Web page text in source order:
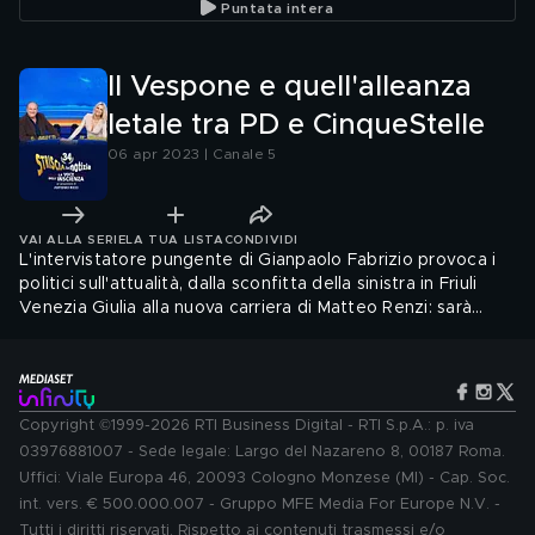
Puntata intera
Il Vespone e quell'alleanza
letale tra PD e CinqueStelle
06 apr 2023 | Canale 5
VAI ALLA SERIE LA TUA LISTA CONDIVIDI
L'intervistatore pungente di Gianpaolo Fabrizio provoca i
politici sull'attualità, dalla sconfitta della sinistra in Friuli
Venezia Giulia alla nuova carriera di Matteo Renzi: sarà
Copyright ©1999-2026 RTI Business Digital - RTI S.p.A.: p. iva
03976881007 - Sede legale: Largo del Nazareno 8, 00187 Roma.
Uffici: Viale Europa 46, 20093 Cologno Monzese (MI) - Cap. Soc.
int. vers. € 500.000.007 - Gruppo MFE Media For Europe N.V. -
Tutti i diritti riservati. Rispetto ai contenuti trasmessi e/o